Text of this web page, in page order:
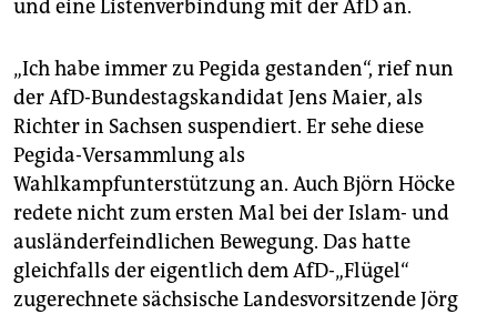
und eine Listenverbindung mit der AfD an.
„Ich habe immer zu Pegida gestanden“, rief nun
der AfD-Bundestagskandidat Jens Maier, als
Richter in Sachsen suspendiert. Er sehe diese
Pegida-Versammlung als
Wahlkampfunterstützung an. Auch Björn Höcke
redete nicht zum ersten Mal bei der Islam- und
ausländerfeindlichen Bewegung. Das hatte
gleichfalls der eigentlich dem AfD-„Flügel“
zugerechnete sächsische Landesvorsitzende Jörg